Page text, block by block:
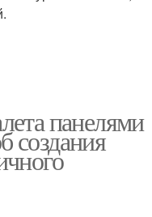
панелями
создания